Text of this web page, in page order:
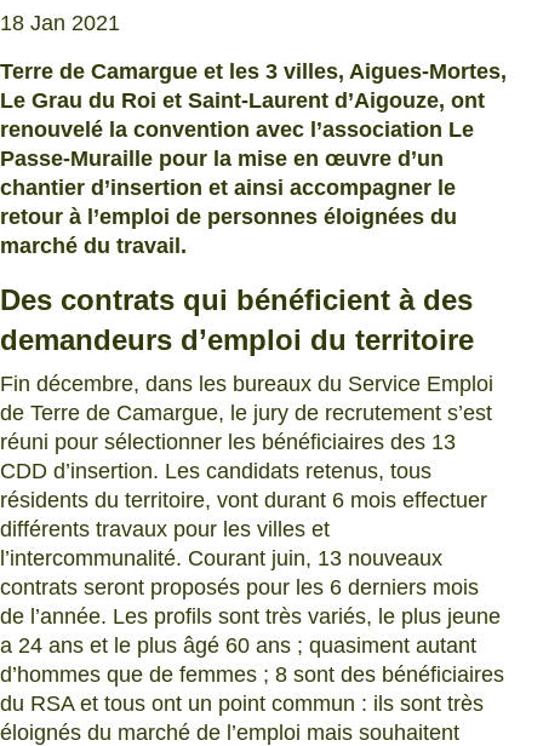
18 Jan 2021
Terre de Camargue et les 3 villes, Aigues-Mortes,
Le Grau du Roi et Saint-Laurent d’Aigouze, ont
renouvelé la convention avec l’association Le
Passe-Muraille pour la mise en œuvre d’un
chantier d’insertion et ainsi accompagner le
retour à l’emploi de personnes éloignées du
marché du travail.
Des contrats qui bénéficient à des
demandeurs d’emploi du territoire
Fin décembre, dans les bureaux du Service Emploi
de Terre de Camargue, le jury de recrutement s’est
réuni pour sélectionner les bénéficiaires des 13
CDD d’insertion. Les candidats retenus, tous
résidents du territoire, vont durant 6 mois effectuer
différents travaux pour les villes et
l’intercommunalité. Courant juin, 13 nouveaux
contrats seront proposés pour les 6 derniers mois
de l’année. Les profils sont très variés, le plus jeune
a 24 ans et le plus âgé 60 ans ; quasiment autant
d’hommes que de femmes ; 8 sont des bénéficiaires
du RSA et tous ont un point commun : ils sont très
éloignés du marché de l’emploi mais souhaitent